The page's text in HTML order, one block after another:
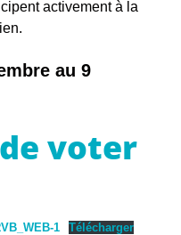
activement à la
au 9
voter
1 Télécharger